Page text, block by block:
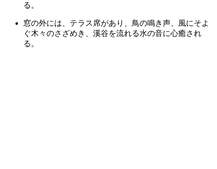
る。
窓の外には、テラス席があり、鳥の鳴き声、風にそよ
ぐ木々のさざめき、溪谷を流れる水の音に心癒され
る。